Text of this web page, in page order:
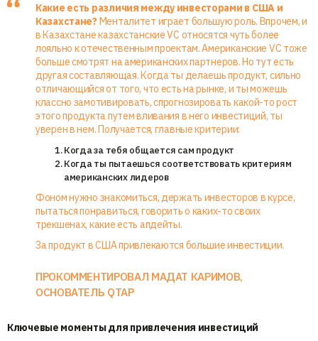
Какие есть различия между инвесторами в США и
Казахстане?Менталитет играет большую роль. Впрочем, и
в Казахстане казахстанские VC относятся чуть более
лояльно к отечественным проектам. Американские VC тоже
больше смотрят на американских партнеров. Но тут есть
другая составляющая. Когда ты делаешь продукт, сильно
отличающийся от того, что есть на рынке, и ты можешь
классно замотивировать, спрогнозировать какой-то рост
этого продукта путем вливания в него инвестиций, ты
уверен в нем. Получается, главные критерии:
Когда за тебя общается сам продукт
Когда ты пытаешься соответствовать критериям
американских лидеров
Фоном нужно знакомиться, держать инвесторов в курсе,
пытаться понравиться, говорить о каких-то своих
трекшенах, какие есть апдейты.
За продукт в США привлекаются большие инвестиции.
ПРОКОММЕНТИРОВАЛ МАДАТ КАРИМОВ,
ОСНОВАТЕЛЬ QTAP
Ключевые моменты для привлечения инвестиций